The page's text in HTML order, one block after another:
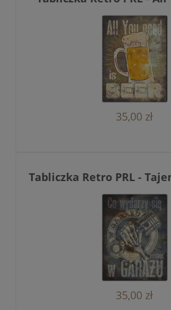
35,00 zł
Tabliczka Retro PRL -
35,00 zł